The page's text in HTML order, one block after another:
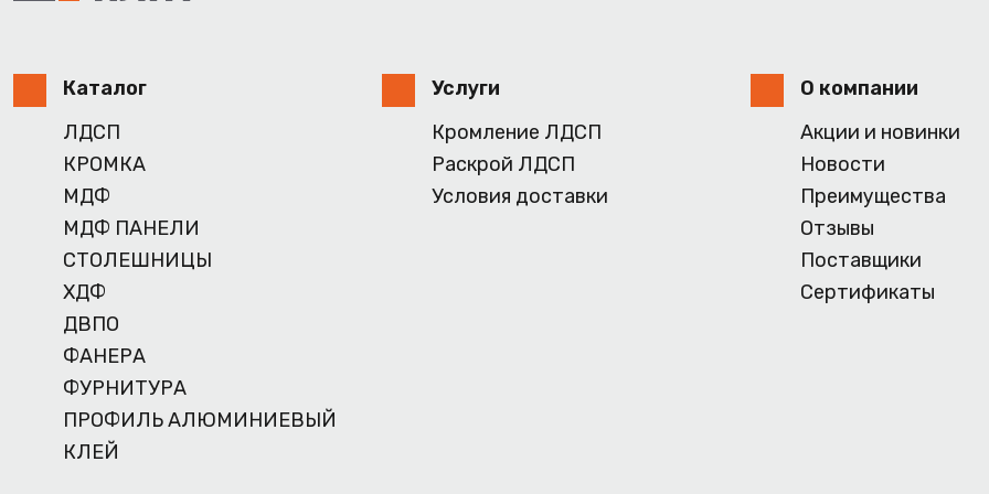
Каталог
ЛДСП
КРОМКА
МДФ
МДФ ПАНЕЛИ
СТОЛЕШНИЦЫ
ХДФ
ДВПО
ФАНЕРА
ФУРНИТУРА
ПРОФИЛЬ АЛЮМИНИЕВЫЙ
КЛЕЙ
Услуги
Кромление ЛДСП
Раскрой ЛДСП
Условия доставки
О компании
Акции и новинки
Новости
Преимущества
Отзывы
Поставщики
Сертификаты